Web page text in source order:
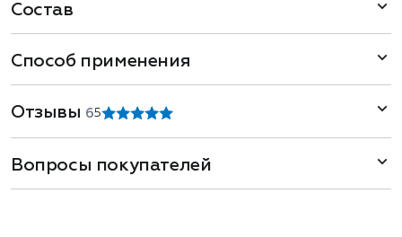
Состав
Способ применения
Отзывы 65
Вопросы покупателей